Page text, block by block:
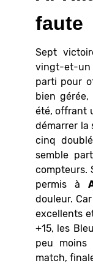
faute
Sept
vingt-et-un
parti pour
bien gérée,
été, offrant
démarrer la
cinq
semble
compteurs.
permis à
douleur.
excellents
+15, les
peu moins
match,